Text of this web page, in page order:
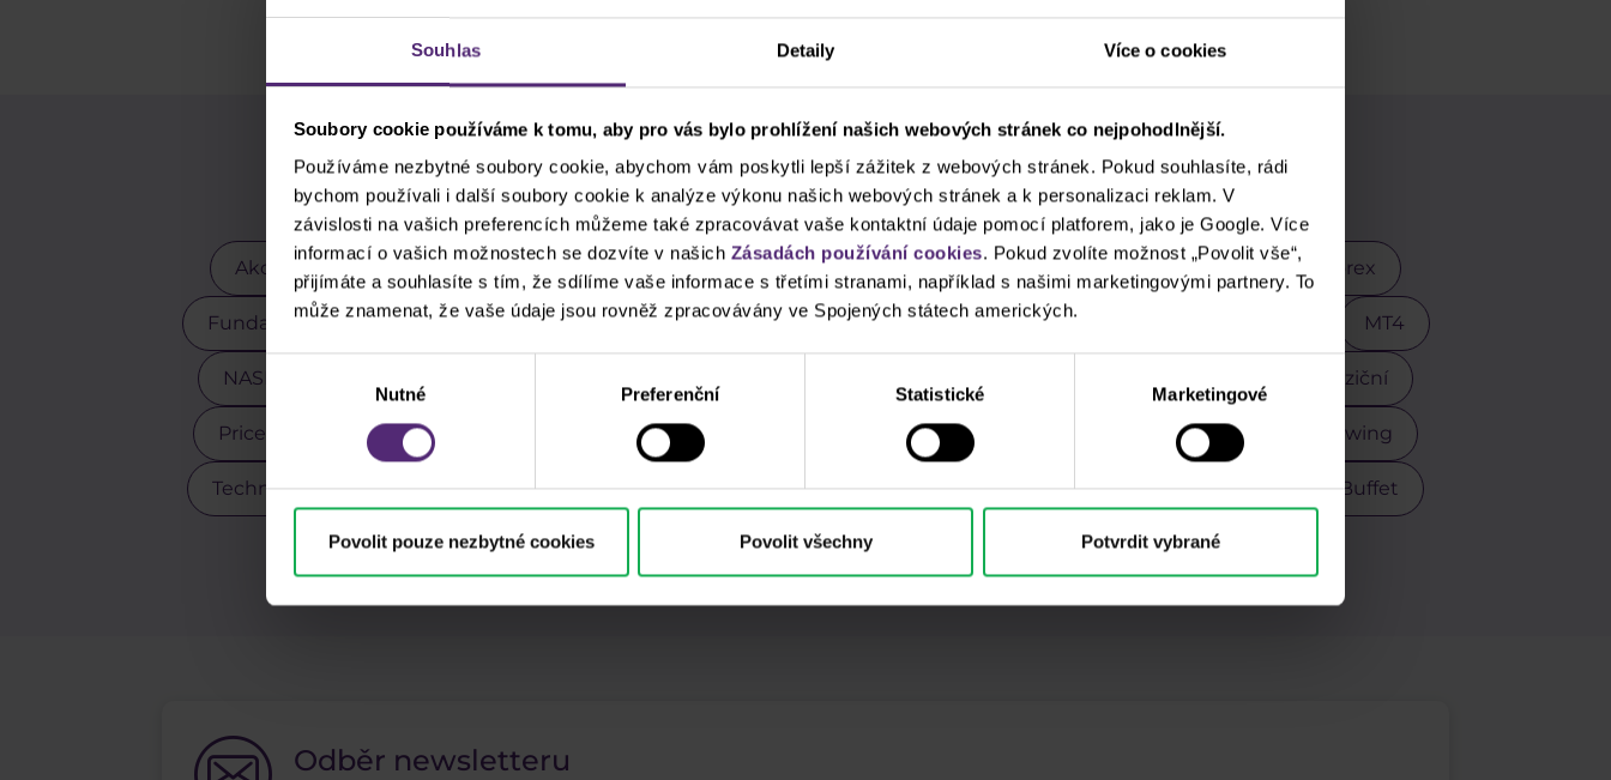
Souhlas Detaily Více o cookies
Soubory cookie používáme k tomu, aby pro vás bylo prohlížení našich webových stránek co nejpohodlnější.
Používáme nezbytné soubory cookie, abychom vám poskytli lepší zážitek z webových stránek. Pokud souhlasíte, rádi
bychom používali i další soubory cookie k analýze výkonu našich webových stránek a k personalizaci reklam. V
závislosti na vašich preferencích můžeme také zpracovávat vaše kontaktní údaje pomocí platforem, jako je Google. Více
informací o vašich možnostech se dozvíte v našich Zásadách používání cookies. Pokud zvolíte možnost „Povolit vše“,
přijímáte a souhlasíte s tím, že sdílíme vaše informace s třetími stranami, například s našimi marketingovými partnery. To
může znamenat, že vaše údaje jsou rovněž zpracovávány ve Spojených státech amerických.
Nutné Preferenční Statistické Marketingové
Povolit pouze nezbytné cookies Povolit všechny Potvrdit vybrané
Použijte štítky pro rychlejší vyhledávání
Akcie Akciové indexy Apple Clash CFD cTrader DAX Donald Trump EURCZK Forex
Fundamentální analýza GBPUSD Indikátory Intraday Komodity Legendy tradingu MT4
NASDAQ Poziční
Price action Pro klienty Psychologie Ropa S&P 500 Stříbro Swing
Technická analýza Tesla Top 3 akcie Trading robot Trading tipy Uber USDCZK Warren Buffet
Začátečníci Zkušení obchodníci ZOOM
Odběr newsletteru